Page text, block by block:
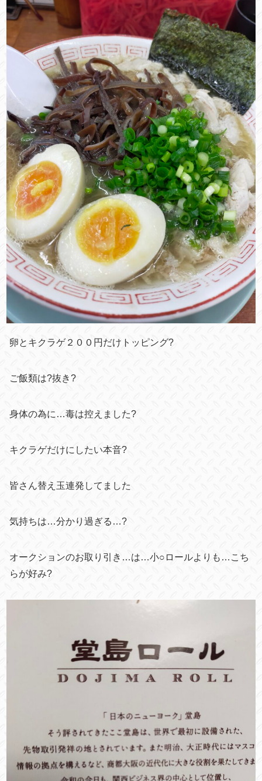
卵とキクラゲ２００円だけトッピング?
ご飯類は?抜き?
身体の為に…毒は控えました?
キクラゲだけにしたい本音?
皆さん替え玉連発してました
気持ちは…分かり過ぎる…?
オークションのお取り引き…は…小○ロールよりも…こち
らが好み?